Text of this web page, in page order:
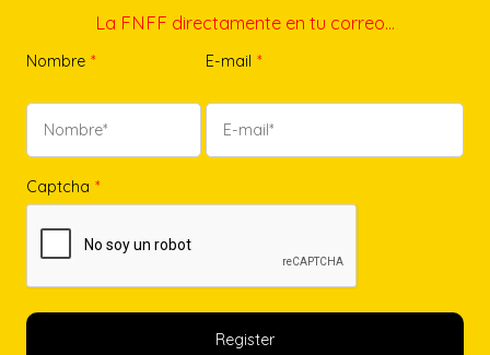
La FNFF directamente en tu correo…
Nombre * E-mail *
Captcha *